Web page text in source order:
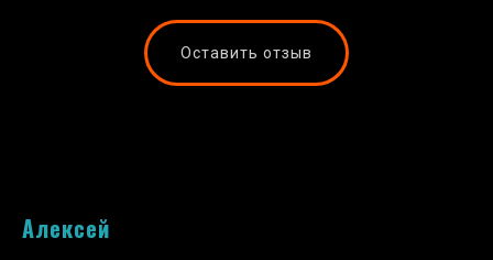
Оставить отзыв
Алексей